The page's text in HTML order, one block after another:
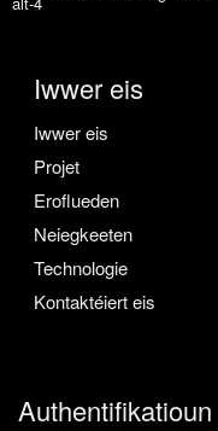
Iwwer eis
Iwwer eis
Projet
Eroflueden
Neiegkeeten
Technologie
Kontaktéiert eis
Authentifikatioun